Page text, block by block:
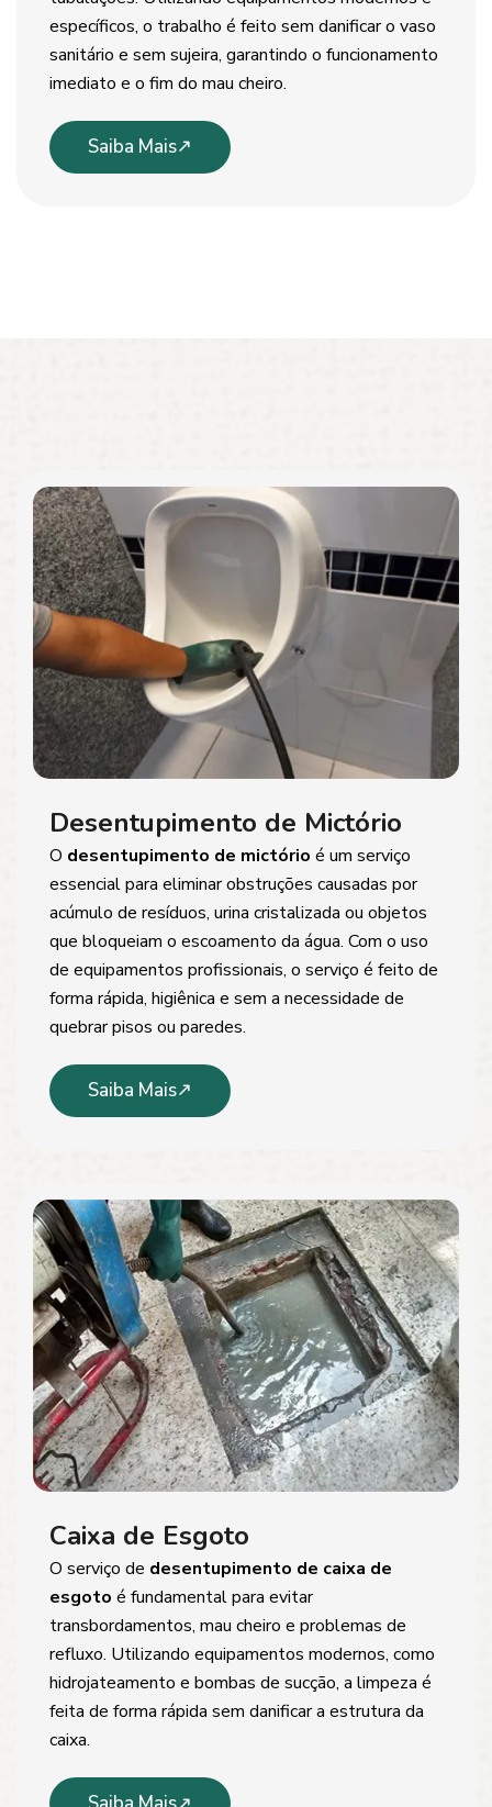
específicos, o trabalho é feito sem danificar o vaso
sanitário e sem sujeira, garantindo o funcionamento
imediato e o fim do mau cheiro.
Saiba Mais
Desentupimento de Mictório
O desentupimento de mictório é um serviço
essencial para eliminar obstruções causadas por
acúmulo de resíduos, urina cristalizada ou objetos
que bloqueiam o escoamento da água. Com o uso
de equipamentos profissionais, o serviço é feito de
forma rápida, higiênica e sem a necessidade de
quebrar pisos ou paredes.
Saiba Mais
Caixa de Esgoto
O serviço de desentupimento de caixa de
esgoto é fundamental para evitar
transbordamentos, mau cheiro e problemas de
refluxo. Utilizando equipamentos modernos, como
hidrojateamento e bombas de sucção, a limpeza é
feita de forma rápida sem danificar a estrutura da
caixa.